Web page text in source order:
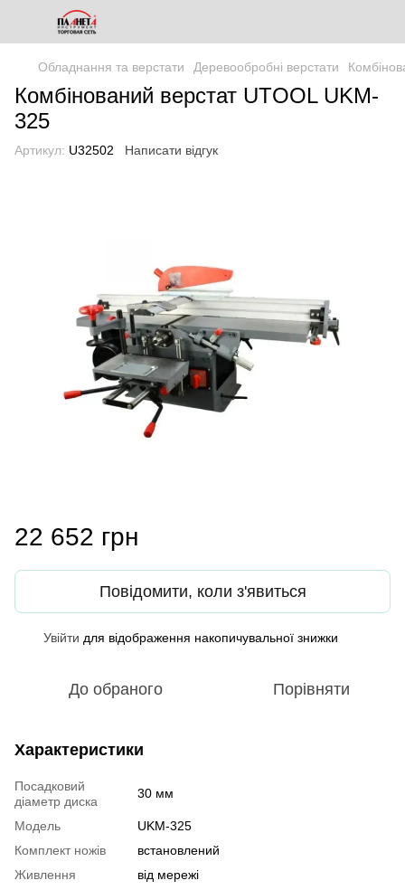
Обладнання та верстати Деревообробні верстати
Комбінований верстат UTOOL UKM-
325
Артикул: U32502 Написати відгук
22 652 грн
Повідомити, коли з'явиться
Увійти для відображення накопичувальної знижки
До обраного Порівняти
Характеристики
Посадковий
діаметр диска
30 мм
Модель
UKM-325
Комплект ножів
встановлений
Живлення
від мережі